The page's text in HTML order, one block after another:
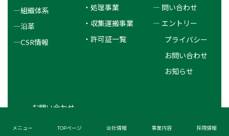
―組織体系
―沿革
―CSR情報
・処理事業
・収集運搬事業
・許可証一覧
― 問い合わせ
― エントリー
プライバシー
お問い合わせ
お知らせ
お問い合わせ
メニュー TOPぺージ 会社情報 事業内容 採用情報